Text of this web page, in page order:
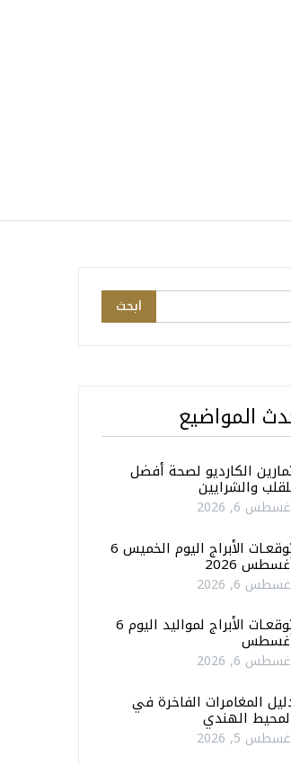
المواضيع
الكارديو لصحة أفضل
والشرايين
6, 2026
توقعـات الأبراج اليوم الخميس 6
2026
6, 2026
توقعـات الأبراج لمواليد اليوم 6
6, 2026
المغامرات الفاخرة في
الهندي
5, 2026